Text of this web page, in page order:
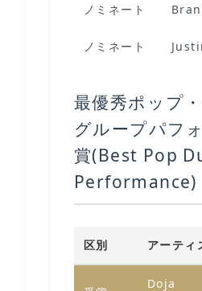
ノミネート
ノミネート
最優秀ポップ
グループパフ
賞(Best Pop
Performance)
区別 アーティ
Doja